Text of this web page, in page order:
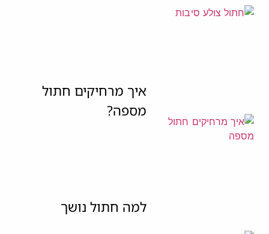
איך מרחיקים חתול
מספה?
למה חתול נושך